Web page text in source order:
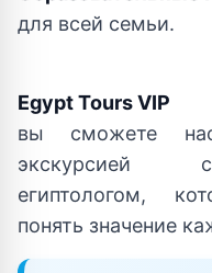
для всей семьи.
Egypt Tours VIP
вы сможете
экскурсией
египтологом,
понять значение